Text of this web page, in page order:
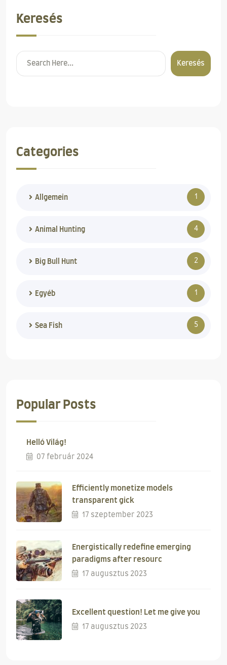
Keresés
Keresés
Categories
Allgemein 1
Animal Hunting 4
Big Bull Hunt 2
Egyéb 1
Sea Fish 5
Popular Posts
Helló Világ!
07 február 2024
Efficiently monetize models
transparent gick
17 szeptember 2023
Energistically redefine emerging
paradigms after resourc
17 augusztus 2023
Excellent question! Let me give you
17 augusztus 2023